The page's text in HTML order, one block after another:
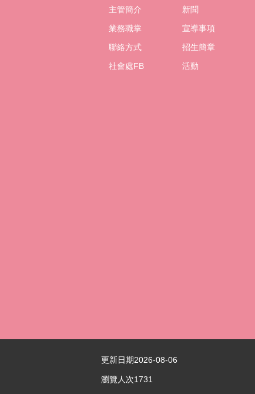
主管簡介
業務職掌
聯絡方式
社會處FB
新聞
宣導事項
招生簡章
活動
更新日期2026-08-06
瀏覽人次1731